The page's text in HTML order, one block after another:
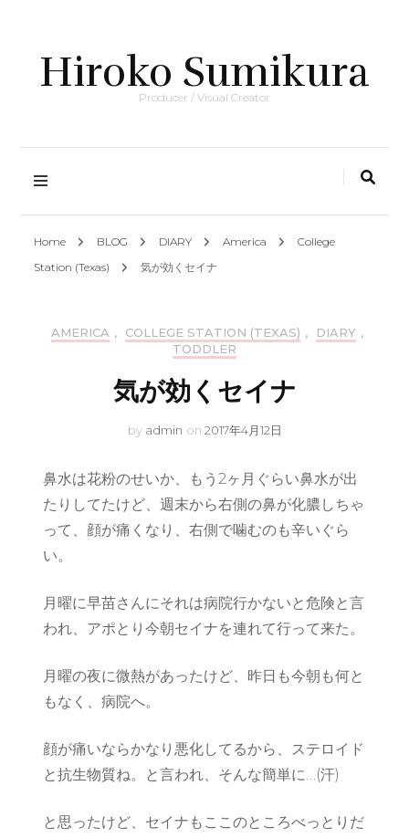
Hiroko Sumikura
Producer / Visual Creator
Home BLOG DIARY America
College
Station (Texas)
気が効くセイナ
AMERICA , COLLEGE STATION (TEXAS) , DIARY ,
TODDLER
気が効くセイナ
by admin on 2017年4月12日
鼻水は花粉のせいか、もう2ヶ月ぐらい鼻水が出
たりしてたけど、週末から右側の鼻が化膿しちゃ
って、顔が痛くなり、右側で噛むのも辛いぐら
い。
月曜に早苗さんにそれは病院行かないと危険と言
われ、アポとり今朝セイナを連れて行って来た。
月曜の夜に微熱があったけど、昨日も今朝も何と
もなく、病院へ。
顔が痛いならかなり悪化してるから、ステロイド
と抗生物質ね。と言われ、そんな簡単に…(汗)
と思ったけど、セイナもここのところべっとりだ